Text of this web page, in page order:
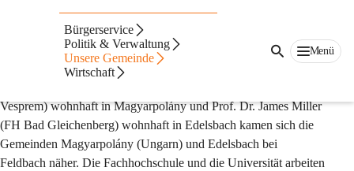
Bürgerservice
Politik & Verwaltung
Unsere Gemeinde
Wirtschaft
Menü
Gemeindepartnerschaft
Gemeindepartnerschaft mit Magyarpolány,
Vesprem) wohnhaft in Magyarpolány und Prof. Dr. James Miller
(FH Bad Gleichenberg) wohnhaft in Edelsbach kamen sich die
Gemeinden Magyarpolány (Ungarn) und Edelsbach bei
Feldbach näher. Die Fachhochschule und die Universität arbeiten